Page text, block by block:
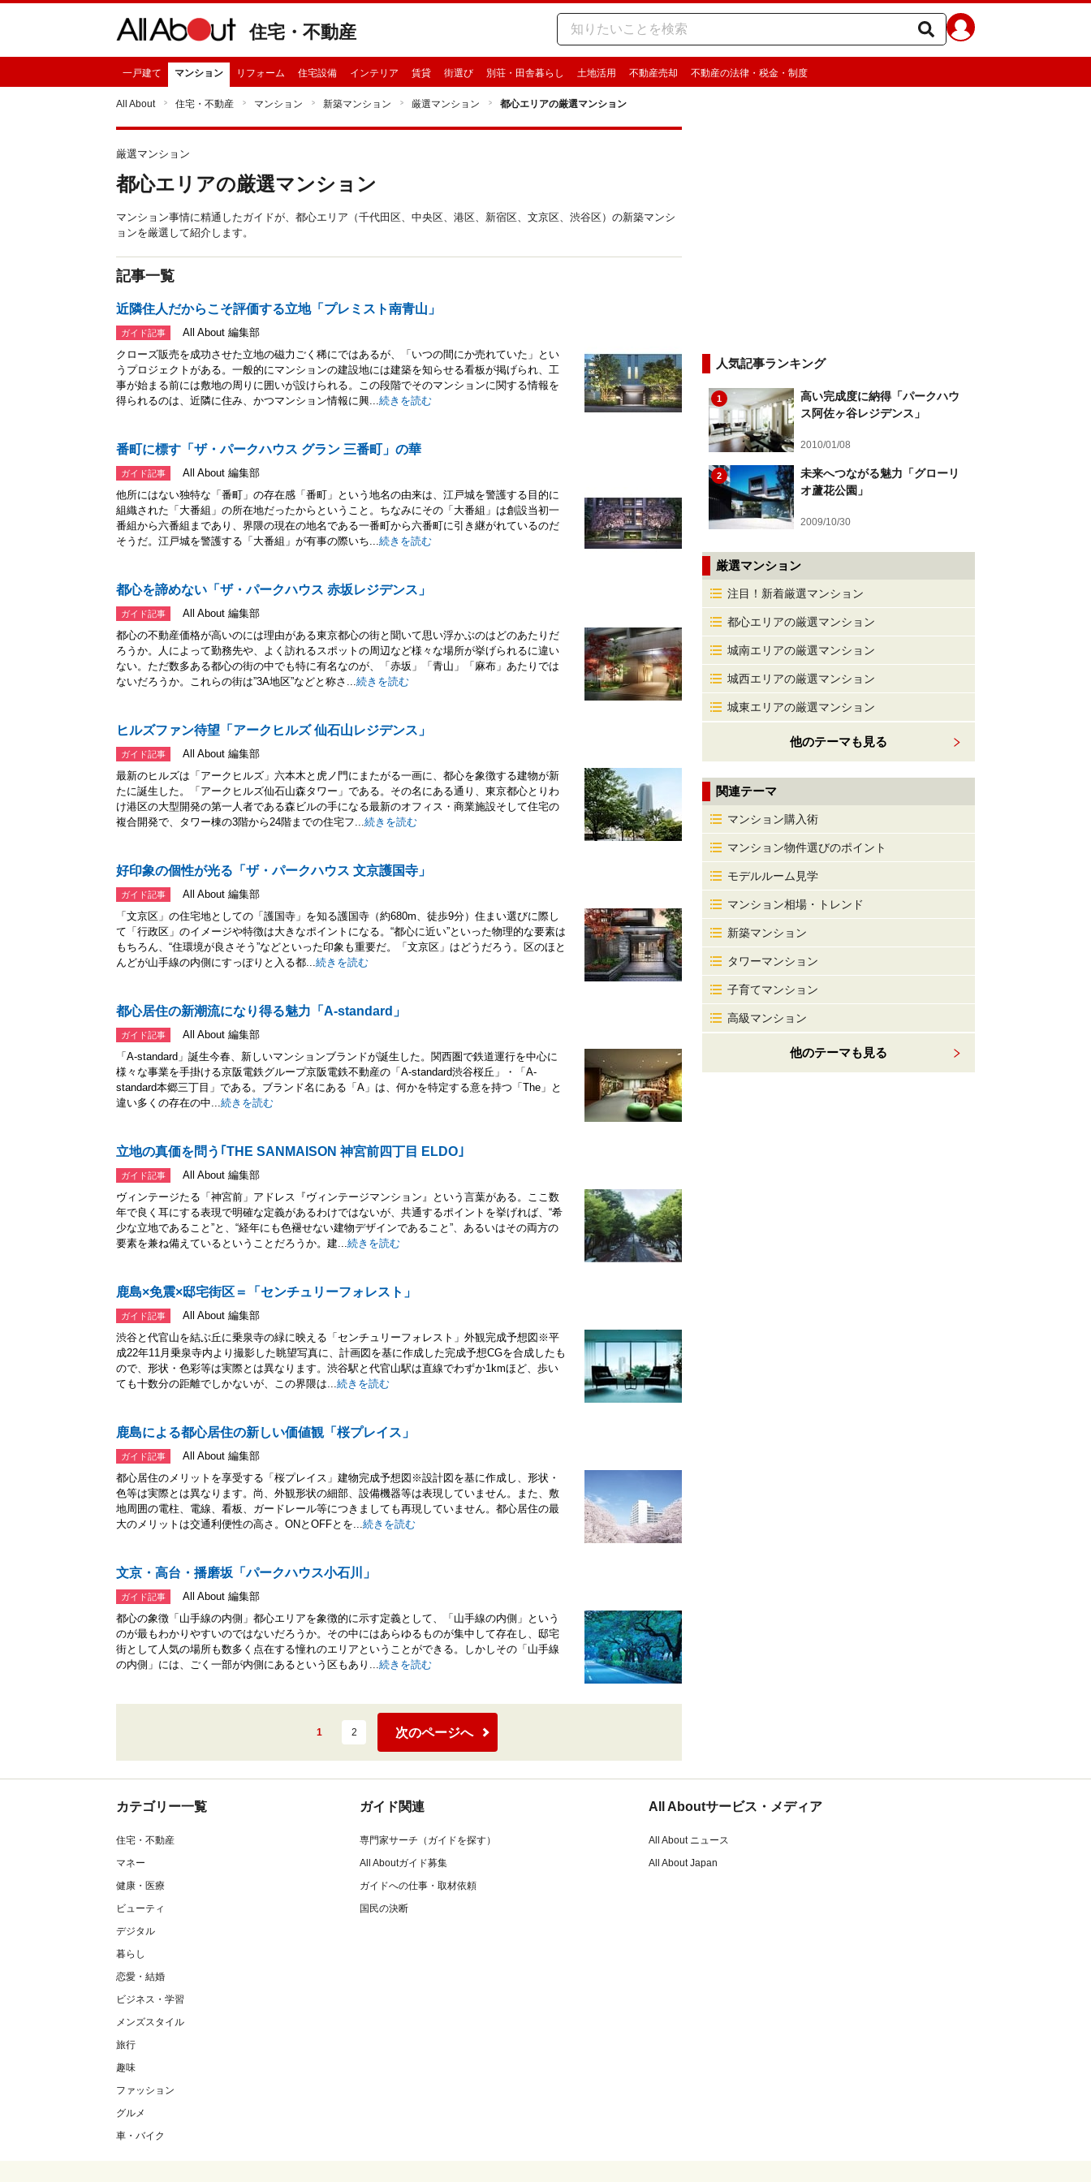
住宅・不動産
一戸建て マンション リフォーム 住宅設備 インテリア 賃貸 街選び 別荘・田舎暮らし 土地活用 不動産売却 不動産の法律・税金・制度
All About 住宅・不動産 マンション 新築マンション 厳選マンション 都心エリアの厳選マンション
厳選マンション
都心エリアの厳選マンション
マンション事情に精通したガイドが、都心エリア（千代田区、中央区、港区、新宿区、文京区、渋谷区）の新築マンシ
ョンを厳選して紹介します。
記事一覧
近隣住人だからこそ評価する立地「プレミスト南青山」
ガイド記事
All About 編集部
クローズ販売を成功させた立地の磁力ごく稀にではあるが、「いつの間にか売れていた」とい
うプロジェクトがある。一般的にマンションの建設地には建築を知らせる看板が掲げられ、工
事が始まる前には敷地の周りに囲いが設けられる。この段階でそのマンションに関する情報を
得られるのは、近隣に住み、かつマンション情報に興...続きを読む
番町に標す「ザ・パークハウス グラン 三番町」の華
ガイド記事
All About 編集部
他所にはない独特な「番町」の存在感「番町」という地名の由来は、江戸城を警護する目的に
組織された「大番組」の所在地だったからということ。ちなみにその「大番組」は創設当初一
番組から六番組まであり、界隈の現在の地名である一番町から六番町に引き継がれているのだ
そうだ。江戸城を警護する「大番組」が有事の際いち...続きを読む
都心を諦めない「ザ・パークハウス 赤坂レジデンス」
ガイド記事
All About 編集部
都心の不動産価格が高いのには理由がある東京都心の街と聞いて思い浮かぶのはどのあたりだ
ろうか。人によって勤務先や、よく訪れるスポットの周辺など様々な場所が挙げられるに違い
ない。ただ数多ある都心の街の中でも特に有名なのが、「赤坂」「青山」「麻布」あたりでは
ないだろうか。これらの街は”3A地区”などと称さ...続きを読む
ヒルズファン待望「アークヒルズ 仙石山レジデンス」
ガイド記事
All About 編集部
最新のヒルズは「アークヒルズ」六本木と虎ノ門にまたがる一画に、都心を象徴する建物が新
たに誕生した。「アークヒルズ仙石山森タワー」である。その名にある通り、東京都心とりわ
け港区の大型開発の第一人者である森ビルの手になる最新のオフィス・商業施設そして住宅の
複合開発で、タワー棟の3階から24階までの住宅フ...続きを読む
好印象の個性が光る「ザ・パークハウス 文京護国寺」
ガイド記事
All About 編集部
「文京区」の住宅地としての「護国寺」を知る護国寺（約680m、徒歩9分）住まい選びに際し
て「行政区」のイメージや特徴は大きなポイントになる。“都心に近い”といった物理的な要素は
もちろん、“住環境が良さそう”などといった印象も重要だ。「文京区」はどうだろう。区のほと
んどが山手線の内側にすっぽりと入る都...続きを読む
都心居住の新潮流になり得る魅力「A-standard」
ガイド記事
All About 編集部
「A-standard」誕生今春、新しいマンションブランドが誕生した。関西圏で鉄道運行を中心に
様々な事業を手掛ける京阪電鉄グループ京阪電鉄不動産の「A-standard渋谷桜丘」・「A-
standard本郷三丁目」である。ブランド名にある「A」は、何かを特定する意を持つ「The」と
違い多くの存在の中...続きを読む
立地の真価を問う｢THE SANMAISON 神宮前四丁目 ELDO｣
ガイド記事
All About 編集部
ヴィンテージたる「神宮前」アドレス『ヴィンテージマンション』という言葉がある。ここ数
年で良く耳にする表現で明確な定義があるわけではないが、共通するポイントを挙げれば、“希
少な立地であること”と、“経年にも色褪せない建物デザインであること”、あるいはその両方の
要素を兼ね備えているということだろうか。建...続きを読む
鹿島×免震×邸宅街区＝「センチュリーフォレスト」
ガイド記事
All About 編集部
渋谷と代官山を結ぶ丘に乗泉寺の緑に映える「センチュリーフォレスト」外観完成予想図※平
成22年11月乗泉寺内より撮影した眺望写真に、計画図を基に作成した完成予想CGを合成したも
ので、形状・色彩等は実際とは異なります。渋谷駅と代官山駅は直線でわずか1kmほど、歩い
ても十数分の距離でしかないが、この界隈は...続きを読む
鹿島による都心居住の新しい価値観「桜プレイス」
ガイド記事
All About 編集部
都心居住のメリットを享受する「桜プレイス」建物完成予想図※設計図を基に作成し、形状・
色等は実際とは異なります。尚、外観形状の細部、設備機器等は表現していません。また、敷
地周囲の電柱、電線、看板、ガードレール等につきましても再現していません。都心居住の最
大のメリットは交通利便性の高さ。ONとOFFとを...続きを読む
文京・高台・播磨坂「パークハウス小石川」
ガイド記事
All About 編集部
都心の象徴「山手線の内側」都心エリアを象徴的に示す定義として、「山手線の内側」という
のが最もわかりやすいのではないだろうか。その中にはあらゆるものが集中して存在し、邸宅
街として人気の場所も数多く点在する憧れのエリアということができる。しかしその「山手線
の内側」には、ごく一部が内側にあるという区もあり...続きを読む
1 2 次のページへ
人気記事ランキング
1
高い完成度に納得「パークハウ
ス阿佐ヶ谷レジデンス」
2010/01/08
2
未来へつながる魅力「グローリ
オ蘆花公園」
2009/10/30
厳選マンション
注目！新着厳選マンション
都心エリアの厳選マンション
城南エリアの厳選マンション
城西エリアの厳選マンション
城東エリアの厳選マンション
他のテーマも見る
関連テーマ
マンション購入術
マンション物件選びのポイント
モデルルーム見学
マンション相場・トレンド
新築マンション
タワーマンション
子育てマンション
高級マンション
他のテーマも見る
カテゴリー一覧
住宅・不動産
マネー
健康・医療
ビューティ
デジタル
暮らし
恋愛・結婚
ビジネス・学習
メンズスタイル
旅行
趣味
ファッション
グルメ
車・バイク
ガイド関連
専門家サーチ（ガイドを探す）
All Aboutガイド募集
ガイドへの仕事・取材依頼
国民の決断
All Aboutサービス・メディア
All About ニュース
All About Japan